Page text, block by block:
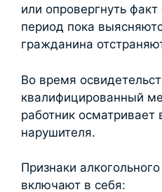
или опровергнуть
период пока
гражданина
Во время
квалифицированный
работник осматривает
нарушителя.
Признаки
включают в себя: